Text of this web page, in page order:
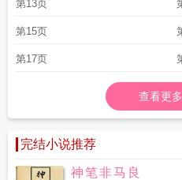
第13页
第15页
第17页
查看更多
完结小说推荐
神笔非马良